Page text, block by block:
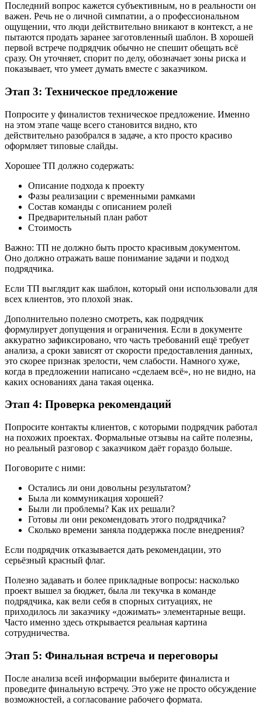
Последний вопрос кажется субъективным, но в реальности он
важен. Речь не о личной симпатии, а о профессиональном
ощущении, что люди действительно вникают в контекст, а не
пытаются продать заранее заготовленный шаблон. В хорошей
первой встрече подрядчик обычно не спешит обещать всё
сразу. Он уточняет, спорит по делу, обозначает зоны риска и
показывает, что умеет думать вместе с заказчиком.
Этап 3: Техническое предложение
Попросите у финалистов техническое предложение. Именно
на этом этапе чаще всего становится видно, кто
действительно разобрался в задаче, а кто просто красиво
оформляет типовые слайды.
Хорошее ТП должно содержать:
Описание подхода к проекту
Фазы реализации с временными рамками
Состав команды с описанием ролей
Предварительный план работ
Стоимость
Важно: ТП не должно быть просто красивым документом.
Оно должно отражать ваше понимание задачи и подход
подрядчика.
Если ТП выглядит как шаблон, который они использовали для
всех клиентов, это плохой знак.
Дополнительно полезно смотреть, как подрядчик
формулирует допущения и ограничения. Если в документе
аккуратно зафиксировано, что часть требований ещё требует
анализа, а сроки зависят от скорости предоставления данных,
это скорее признак зрелости, чем слабости. Намного хуже,
когда в предложении написано «сделаем всё», но не видно, на
каких основаниях дана такая оценка.
Этап 4: Проверка рекомендаций
Попросите контакты клиентов, с которыми подрядчик работал
на похожих проектах. Формальные отзывы на сайте полезны,
но реальный разговор с заказчиком даёт гораздо больше.
Поговорите с ними:
Остались ли они довольны результатом?
Была ли коммуникация хорошей?
Были ли проблемы? Как их решали?
Готовы ли они рекомендовать этого подрядчика?
Сколько времени заняла поддержка после внедрения?
Если подрядчик отказывается дать рекомендации, это
серьёзный красный флаг.
Полезно задавать и более прикладные вопросы: насколько
проект вышел за бюджет, была ли текучка в команде
подрядчика, как вели себя в спорных ситуациях, не
приходилось ли заказчику «дожимать» элементарные вещи.
Часто именно здесь открывается реальная картина
сотрудничества.
Этап 5: Финальная встреча и переговоры
После анализа всей информации выберите финалиста и
проведите финальную встречу. Это уже не просто обсуждение
возможностей, а согласование рабочего формата.